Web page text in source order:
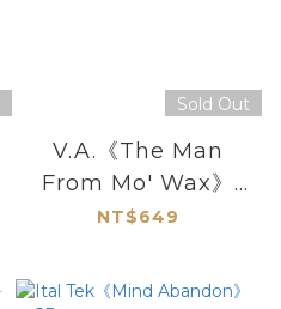
Sold Out
V.A.《The Man
From Mo' Wax》
（CD）
NT$649